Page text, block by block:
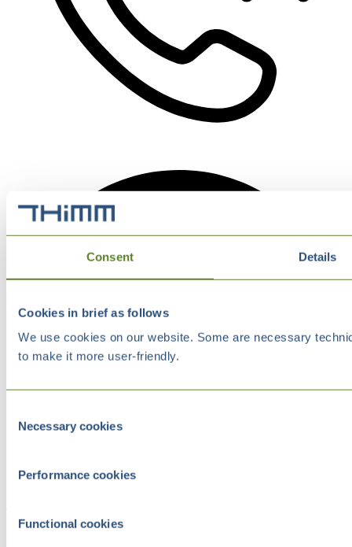
Consent Details
Cookies in brief as follows
We use cookies on our website. Some are necessary
to make it more user-friendly.
Selection
Necessary cookies
Performance cookies
Functional cookies